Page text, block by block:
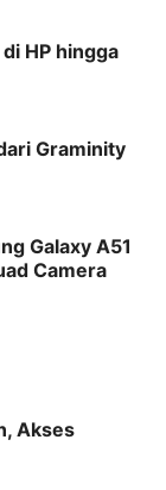
HP hingga
Graminity
Galaxy A51
Camera
Akses